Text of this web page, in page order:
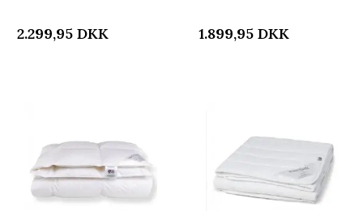
Nordstrand Home
2.299,95 DKK 1.899,95 DKK